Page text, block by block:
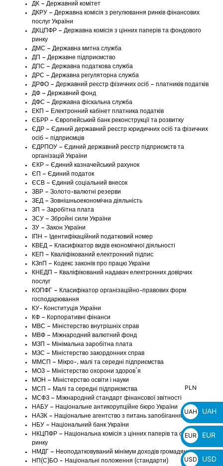
ДК – Державний комітет
ДКРУ – Державна комісія з регулювання ринків фінансових
послуг України
ДКЦПФР – Державна комісія з цінних паперів та фондового
ринку
ДМС – Державна митна служба
ДП – Державне підприємство
ДПС – Державна податкова служба
ДРС – Державна регуляторна служба
ДРФО – Державний реєстр фізичних осіб – платників податків
ДФ – Державний фонд
ДФС – Державна фіскальна служба
ЕКП – Електронний кабінет платника податків
ЄБРР – Європейський банк реконструкції та розвитку
ЄДР – Єдиний державний реєстр юридичних осіб та фізичних
осіб – підприємців
ЄДРПОУ – Єдиний державний реєстр підприємств та
організацій України
ЄКР – Єдиний казначейський рахунок
ЄП – Єдиний податок
ЄСВ – Єдиний соціальний внесок
ЗВР – Золото-валютні резерви
ЗЕД – Зовнішньоекономічна діяльність
ЗП – Заробітна плата
ЗСУ – Збройні сили України
ЗУ – Закон України
ІПН – Ідентифікаційний податковий номер
КВЕД – Класифікатор видів економічної діяльності
КЕП – Кваліфікований електронний підпис
КЗпП – Кодекс законів про працю України
КНЕДП – Кваліфікований надавач електронних довірчих
послуг
КОПФГ – Класифікатор організаційно-правових форм
господарювання
КУ- Конституція України
КФ – Корпоративні фінанси
МВС – Міністерство внутрішніх справ
МВФ – Міжнародний валютний фонд
МЗП – Мінімальна заробітна плата
МЗС – Міністерство закордонних справ
ММСП – Мікро-, малі та середні підприємства
МОЗ – Міністерство охорони здоров’я
МОН – Міністерство освіти і науки
МСП – Малі та середні підприємства
МСФЗ – Міжнародний стандарт фінансової звітності
НАБУ – Національне антикорупційне бюро України
НАЗК – Національне агентство з питань запобігання корупції
НБУ – Національний банк України
НКЦПФР – Національна комісія з цінних паперів та фондового
ринку
НМДГ – Неоподатковуваний мінімум доходів громадян
НП(С)БО – Національні положення (стандарти)
PLN
zł
UAH
₴
UAH
EUR
€
EUR
USD
USD